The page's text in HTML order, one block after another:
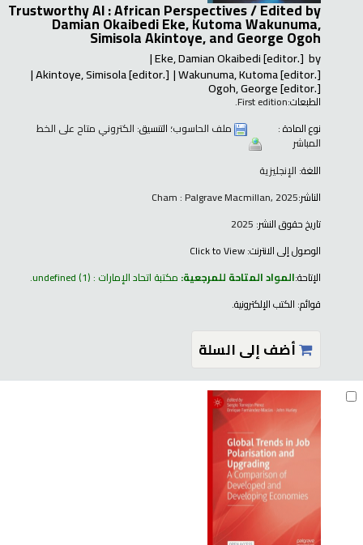
Trustworthy AI : African Perspectives /Edited by
Damian Okaibedi Eke, Kutoma Wakunuma,
Simisola Akintoye, and George Ogoh
by
Eke, Damian Okaibedi[editor.]
Wakunuma, Kutoma[editor.]
Akintoye, Simisola[editor.]
Ogoh, George[editor.]
الطبعات:First edition.
نوع المادة :
ملف الحاسوب؛ التنسيق: الكتروني متاح على الخط
المباشر
اللغة: الإنجليزية
الناشر:Cham : Palgrave Macmillan, 2025
تاريخ حقوق النشر:
الوصول إلى الانترنت:Click to View
الإتاحة:المواد المتاحة للمرجعية: مكتبة اتحاد الإمارات : undefined(1).
قوائم: الكتب الإلكترونية.
أضف إلى السلة